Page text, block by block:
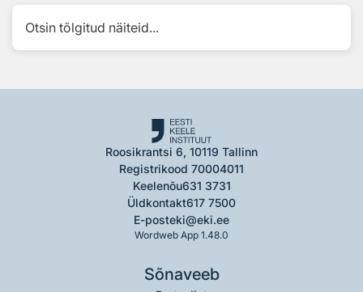
Otsin tõlgitud näiteid...
Roosikrantsi 6, 10119 Tallinn
Registrikood 70004011
Keelenõu631 3731
Üldkontakt617 7500
E-posteki@eki.ee
Wordweb App 1.48.0
Sõnaveeb